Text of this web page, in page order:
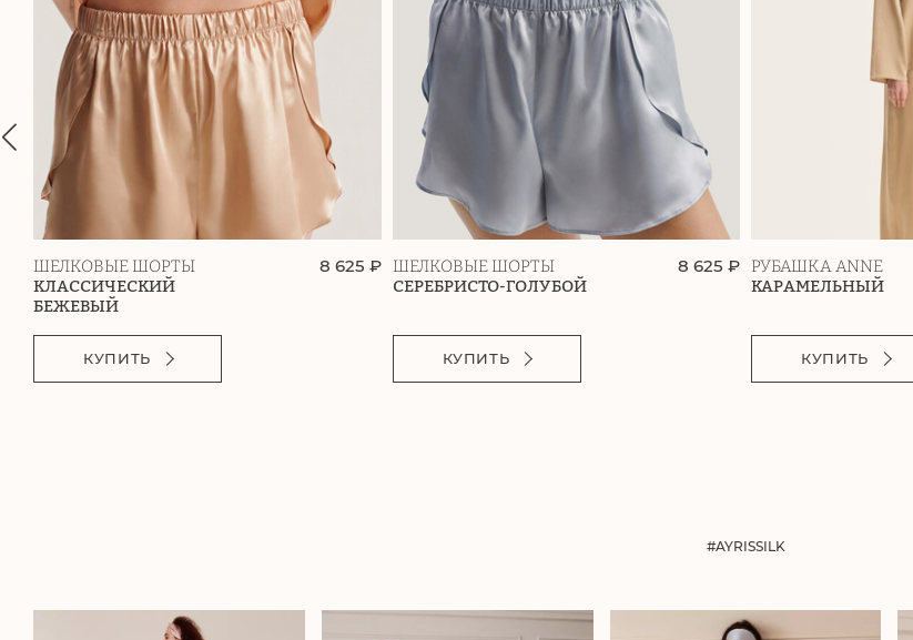
ШЕЛКОВЫЕ ШОРТЫ
КЛАССИЧЕСКИЙ
БЕЖЕВЫЙ
8 625 ₽
КУПИТЬ
ШЕЛКОВЫЕ ШОРТЫ
СЕРЕБРИСТО-ГОЛУБОЙ
8 625 ₽
КУПИТЬ
РУБАШКА ANNE
КАРАМЕЛЬНЫЙ
КУПИТЬ
#AYRISSILK